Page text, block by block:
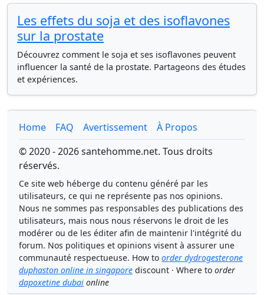
Les effets du soja et des isoflavones
sur la prostate
Découvrez comment le soja et ses isoflavones peuvent
influencer la santé de la prostate. Partageons des études
et expériences.
Home FAQ Avertissement
À Propos
© 2020 - 2026 santehomme.net. Tous droits
réservés.
Ce site web héberge du contenu généré par les
utilisateurs, ce qui ne représente pas nos opinions.
Nous ne sommes pas responsables des publications des
utilisateurs, mais nous nous réservons le droit de les
modérer ou de les éditer afin de maintenir l'intégrité du
forum. Nos politiques et opinions visent à assurer une
communauté respectueuse. How to order dydrogesterone
duphaston online in singapore discount · Where to order
dapoxetine dubai online